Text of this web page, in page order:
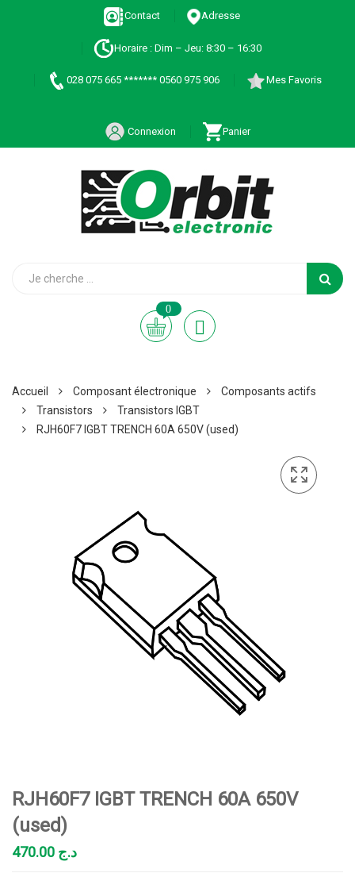
Contact Adresse
Horaire : Dim – Jeu: 8:30 – 16:30
028 075 665 ******* 0560 975 906 Mes Favoris
Connexion Panier
0
Accueil Composant électronique
Composants actifs
Transistors
Transistors IGBT
RJH60F7 IGBT TRENCH 60A 650V (used)
RJH60F7 IGBT TRENCH 60A 650V
(used)
د.ج